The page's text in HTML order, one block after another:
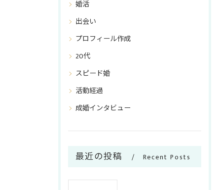
婚活
出会い
プロフィール作成
20代
スピード婚
活動経過
成婚インタビュー
最近の投稿 Recent Posts